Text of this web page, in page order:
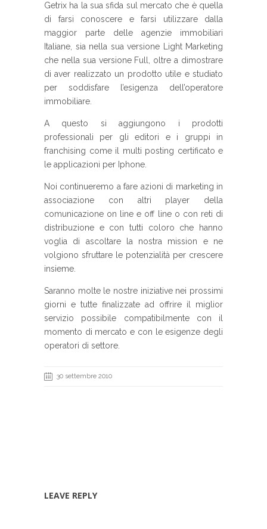
Getrix ha la sua sfida sul mercato che è quella
di farsi conoscere e farsi utilizzare dalla
maggior parte delle agenzie immobiliari
Italiane, sia nella sua versione Light Marketing
che nella sua versione Full, oltre a dimostrare
di aver realizzato un prodotto utile e studiato
per soddisfare l’esigenza dell’operatore
immobiliare.
A questo si aggiungono i prodotti
professionali per gli editori e i gruppi in
franchising come il multi posting certificato e
le applicazioni per Iphone.
Noi continueremo a fare azioni di marketing in
associazione con altri player della
comunicazione on line e off line o con reti di
distribuzione e con tutti coloro che hanno
voglia di ascoltare la nostra mission e ne
volgiono sfruttare le potenzialità per crescere
insieme.
Saranno molte le nostre iniziative nei prossimi
giorni e tutte finalizzate ad offrire il miglior
servizio possibile compatibilmente con il
momento di mercato e con le esigenze degli
operatori di settore.
30 settembre 2010
LEAVE REPLY